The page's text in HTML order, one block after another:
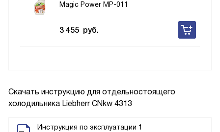
Скачать инструкцию для отдельностоящего
холодильника Liebherr CNkw 4313
Инструкция по эксплуатации 1
Magic Power MP-011
3 455 руб.